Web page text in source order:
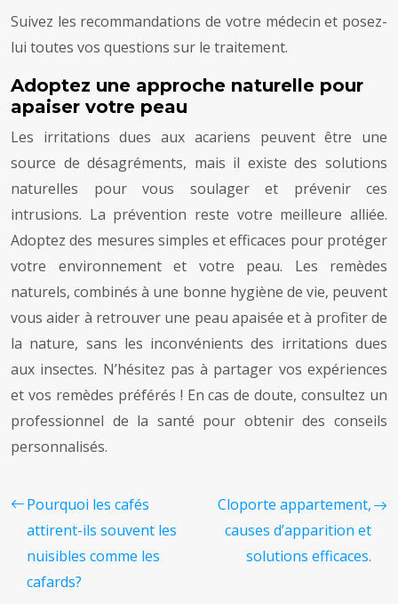
Suivez les recommandations de votre médecin et posez-
lui toutes vos questions sur le traitement.
Adoptez une approche naturelle pour
apaiser votre peau
Les irritations dues aux acariens peuvent être une
source de désagréments, mais il existe des solutions
naturelles pour vous soulager et prévenir ces
intrusions. La prévention reste votre meilleure alliée.
Adoptez des mesures simples et efficaces pour protéger
votre environnement et votre peau. Les remèdes
naturels, combinés à une bonne hygiène de vie, peuvent
vous aider à retrouver une peau apaisée et à profiter de
la nature, sans les inconvénients des irritations dues
aux insectes. N’hésitez pas à partager vos expériences
et vos remèdes préférés ! En cas de doute, consultez un
professionnel de la santé pour obtenir des conseils
personnalisés.
Pourquoi les cafés
attirent-ils souvent les
nuisibles comme les
cafards?
Cloporte appartement,
causes d’apparition et
solutions efficaces.